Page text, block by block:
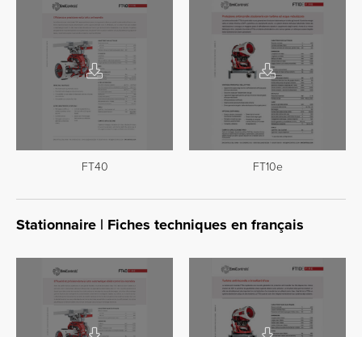
FT40 FT10e
Stationnaire | Fiches techniques en français